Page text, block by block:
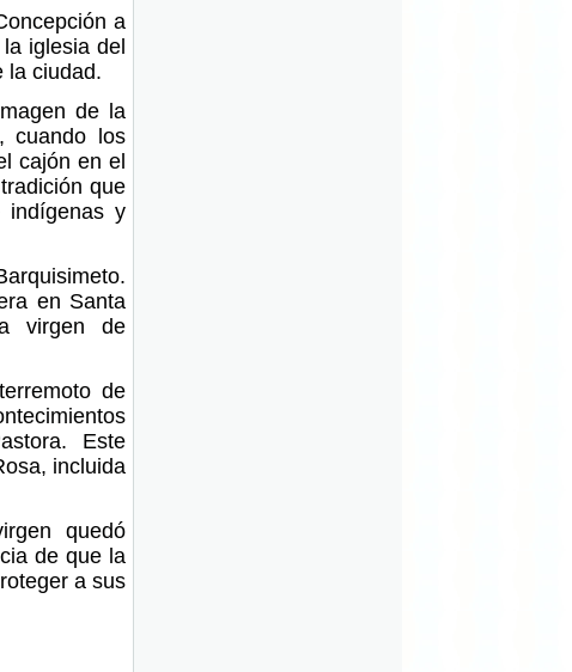
a
iglesia del
la ciudad.
de la
cuando los
cajón en el
que
indígenas y
en Santa
virgen de
de
Este
incluida
quedó
de que la
a sus